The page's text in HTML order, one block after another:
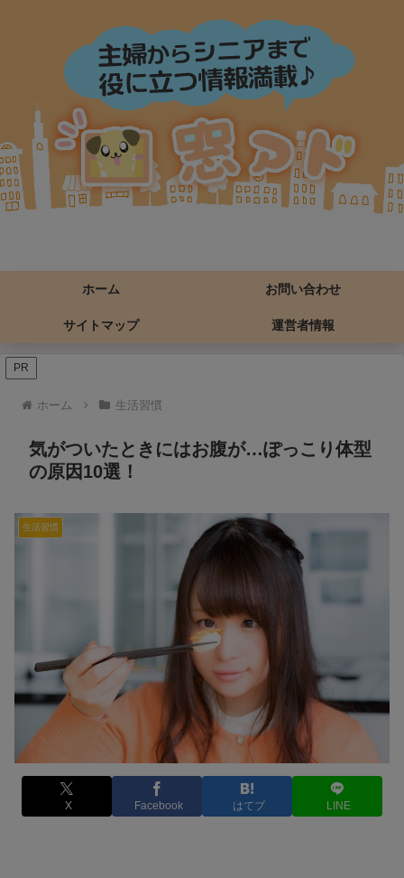
ホーム お問い合わせ
サイトマップ 運営者情報
PR
ホーム 生活習慣
気がついたときにはお腹が…ぽっこり体型
の原因10選！
生活習慣
X Facebook はてブ LINE